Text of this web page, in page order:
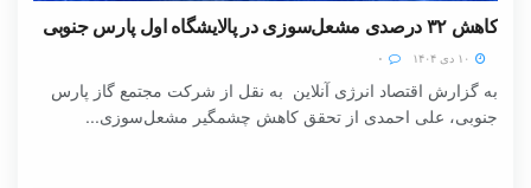
کاهش ۳۲ درصدی مشعل‌سوزی در پالایشگاه اول پارس جنوبی
به گزارش اقتصاد انرژی آنلاین به نقل از شرکت مجتمع گاز پارس
جنوبی، علی احمدی از تحقق کاهش چشمگیر مشعل‌سوزی...